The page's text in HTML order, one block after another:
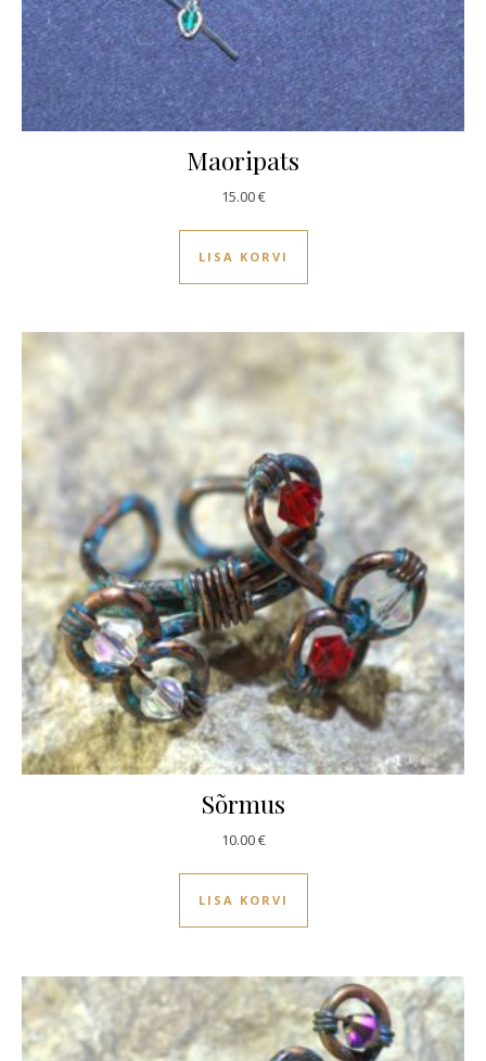
Maoripats
15.00€
LISA KORVI
Sõrmus
10.00€
LISA KORVI